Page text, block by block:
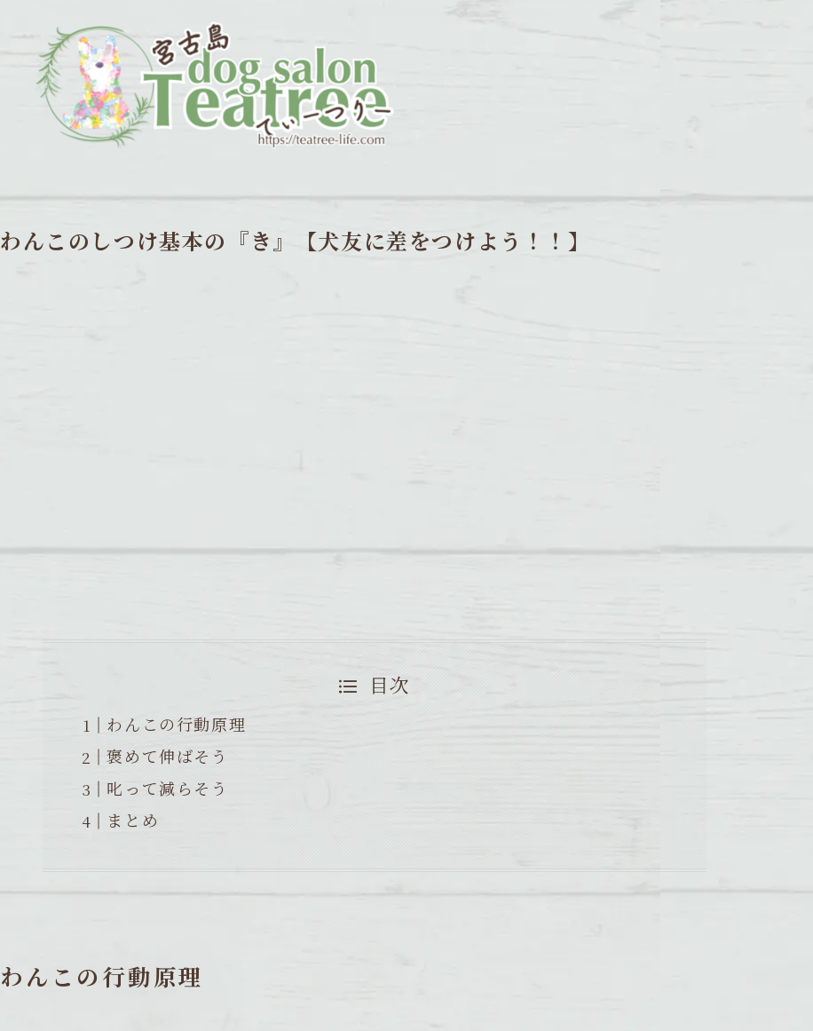
わんこのしつけ基本の『き』【犬友に差をつけよう！！】
目次
わんこの行動原理
褒めて伸ばそう
叱って減らそう
まとめ
わんこの行動原理